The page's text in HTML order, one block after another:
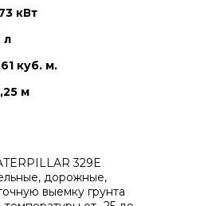
кВт
л
куб. м.
м
329E
дорожные,
выемку грунта